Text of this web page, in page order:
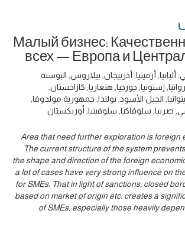
Малый бизнес:
всех — Европа и
ألبانيا, أرمينيا, أذربيجان, بيلاروس, البوسنة
إستونيا, جورجيا, هنغاريا, كازاخستان,
الجبل الأسود, بولندا, جمهورية مولدوفا,
صربيا, سلوفاكيا, سلوفينيا, أوزبكستان
Area that need further exploration is foreign
The current structure of the system
the shape and direction of the foreign
a lot of cases have very strong influence on
for SMEs. That in light of sanctions, closed
based on market of origin etc. creates a
of SMEs, especially those heavily